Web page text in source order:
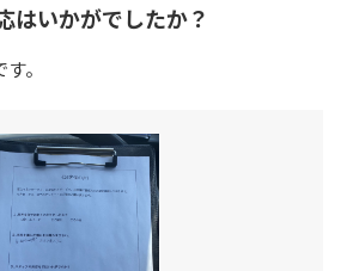
はいかがでしたか？
。